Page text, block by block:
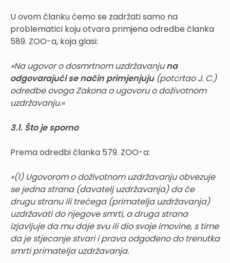
U ovom članku ćemo se zadržati samo na
problematici koju otvara primjena odredbe članka
589. ZOO-a, koja glasi:
»Na ugovor o dosmrtnom uzdržavanjuna
odgovarajući se način primjenjuju (potcrtao J. C.)
odredbe ovoga Zakona o ugovoru o doživotnom
uzdržavanju.«
3.1. Što je sporno
Prema odredbi članka 579. ZOO-a:
»(1) Ugovorom o doživotnom uzdržavanju obvezuje
se jedna strana (davatelj uzdržavanja) da će
drugu stranu ili trećega (primatelja uzdržavanja)
uzdržavati do njegove smrti, a druga strana
izjavljuje da mu daje svu ili dio svoje imovine, s time
da je stjecanje stvari i prava odgođeno do trenutka
smrti primatelja uzdržavanja.